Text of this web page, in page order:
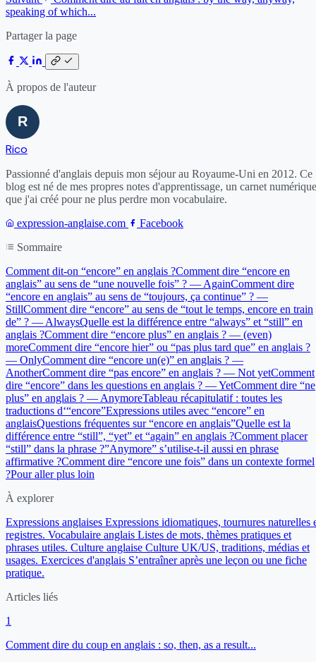
speaking of which...
Partager la page
À propos de l'auteur
Rico
Passionné d'anglais depuis mon séjour au Royaume-Uni en 2012. Ce
blog est né de mes propres notes d'apprentissage, un carnet numérique
que j'ai créé pour ne plus perdre mon vocabulaire.
expression-anglaise.com
Facebook
Sommaire
Comment dit-on “encore” en anglais ?Comment dire “encore en
anglais” au sens de “une nouvelle fois” ? — AgainComment dire
“encore en anglais” au sens de “toujours, ça continue” ? —
StillComment dire “encore” au sens de “tout le temps, encore en train
de” ? — AlwaysQuelle est la différence entre “always” et “still” en
anglais ?Comment dire “encore plus” en anglais ? — (even)
moreComment dire “encore hier” ou “pas plus tard que” en anglais ?
— OnlyComment dire “encore un(e)” en anglais ? —
AnotherComment dire “pas encore” en anglais ? — Not yetComment
dire “encore” dans les questions en anglais ? — YetComment dire “ne
plus” en anglais ? — AnymoreTableau récapitulatif : toutes les
traductions d‘“encore”Expressions utiles avec “encore” en
anglaisQuestions fréquentes sur “encore en anglais”Quelle est la
différence entre “still”, “yet” et “again” en anglais ?Comment placer
“still” dans la phrase ?”Anymore” s’utilise-t-il aussi en phrase
affirmative ?Comment dire “encore une fois” dans un contexte formel
?Pour aller plus loin
À explorer
Expressions anglaises Expressions idiomatiques, tournures naturelles
registres. Vocabulaire anglais Listes de mots, thèmes pratiques et
phrases utiles. Culture anglaise Culture UK/US, traditions, médias et
usages. Exercices d'anglais S’entraîner après une leçon ou une fiche
pratique.
Articles liés
1
Comment dire du coup en anglais : so, then, as a result...